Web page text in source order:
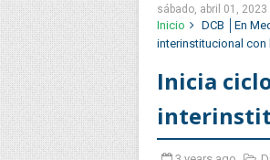
sábado, abril 01, 2023
Inicio DCB │En
interinstitucional con
Inicia